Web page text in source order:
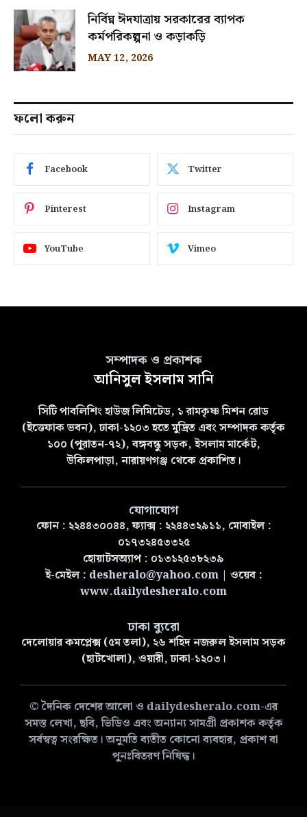
নির্বিঘ্ন ঈদযাত্রায় সরকারের ব্যাপক
কর্মপরিকল্পনা ও কড়াকড়ি
MAY 12, 2026
ফলো করুন
Facebook Twitter
Pinterest Instagram
YouTube Vimeo
সম্পাদক ও প্রকাশক
আনিসুল ইসলাম সানি
সিটি পাবলিশিং হাউজ লিমিটেড, ১ রামকৃষ্ণ মিশন রোড
(ইত্তেফাক ভবন), ঢাকা-১২০৩ হতে মুদ্রিত এবং সম্পাদক কর্তৃক
১০০ (পুরাতন-৭২), বঙ্গবন্ধু সড়ক, ইসলাম মার্কেট,
উকিলপাড়া, নারায়ণগঞ্জ থেকে প্রকাশিত।
যোগাযোগ
ফোন : ২২৪৪৩০০৪৪, ফ্যাক্স : ২২৪৪৩২৯১১, মোবাইল :
০১৭৩২৪৫৩৩২৫
হোয়াটসঅ্যাপ : ০১৩১২৫৩৮২৩৯
ই-মেইল : desheralo@yahoo.com| ওয়েব :
www.dailydesheralo.com
ঢাকা ব্যুরো
দেলোয়ার কমপ্লেক্স (৫ম তলা), ২৬ শহিদ নজরুল ইসলাম সড়ক
(হাটখোলা), ওয়ারী, ঢাকা-১২০৩।
© দৈনিক দেশের আলো ও dailydesheralo.com-এর
সমস্ত লেখা, ছবি, ভিডিও এবং অন্যান্য সামগ্রী প্রকাশক কর্তৃক
সর্বস্বত্ব সংরক্ষিত। অনুমতি ব্যতীত কোনো ব্যবহার, প্রকাশ বা
পুনঃবিতরণ নিষিদ্ধ।